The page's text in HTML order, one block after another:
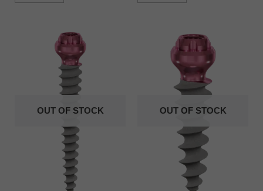
OUT OF STOCK OUT OF STOCK